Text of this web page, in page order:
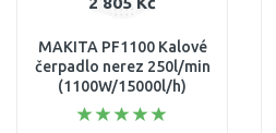
MAKITA PF1100 Kalové
čerpadlo nerez 250l/min
(1100W/15000l/h)